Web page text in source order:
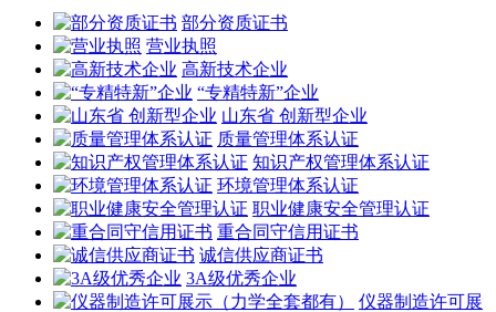
部分资质证书
营业执照
高新技术企业
“专精特新”企业
山东省 创新型企业
质量管理体系认证
知识产权管理体系认证
环境管理体系认证
职业健康安全管理认证
重合同守信用证书
诚信供应商证书
3A级优秀企业
仪器制造许可展